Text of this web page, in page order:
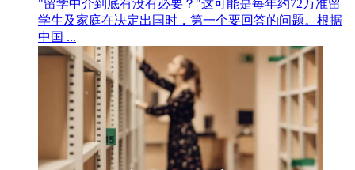
"留学中介到底有没有必要？"这可能是每年约72万准留
学生及家庭在决定出国时，第一个要回答的问题。根据
中国 ...